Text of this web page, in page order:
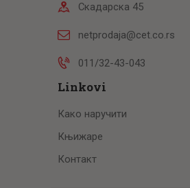
Скадарска 45
netprodaja@cet.co.rs
011/32-43-043
Linkovi
Како наручити
Књижаре
Контакт